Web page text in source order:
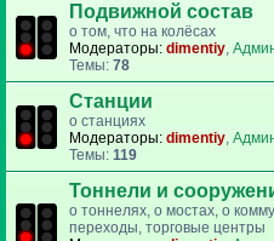
Подвижной состав
о том, что на колёсах
Модераторы: dimentiy,
Темы: 78
Станции
о станциях
Модераторы: dimentiy,
Темы: 119
Тоннели и
о тоннелях, о мостах, о
переходы, торговые центры